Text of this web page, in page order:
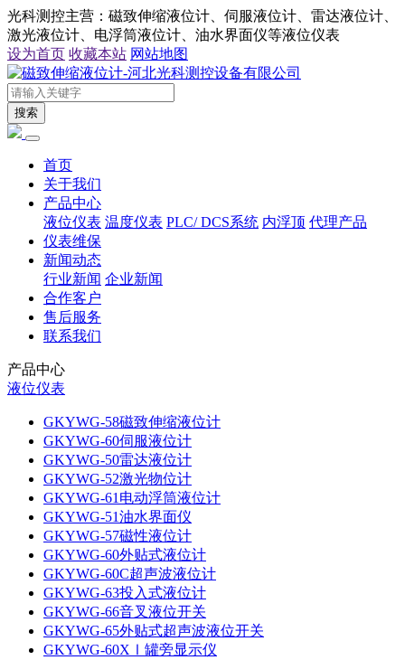
光科测控主营：磁致伸缩液位计、伺服液位计、雷达液位计、
激光液位计、电浮筒液位计、油水界面仪等液位仪表
设为首页 收藏本站 网站地图
搜索
首页
关于我们
产品中心
液位仪表 温度仪表 PLC/ DCS系统 内浮顶 代理产品
仪表维保
新闻动态
行业新闻 企业新闻
合作客户
售后服务
联系我们
产品中心
液位仪表
GKYWG-58磁致伸缩液位计
GKYWG-60伺服液位计
GKYWG-50雷达液位计
GKYWG-52激光物位计
GKYWG-61电动浮筒液位计
GKYWG-51油水界面仪
GKYWG-57磁性液位计
GKYWG-60外贴式液位计
GKYWG-60C超声波液位计
GKYWG-63投入式液位计
GKYWG-66音叉液位开关
GKYWG-65外贴式超声波液位开关
GKYWG-60XⅠ罐旁显示仪